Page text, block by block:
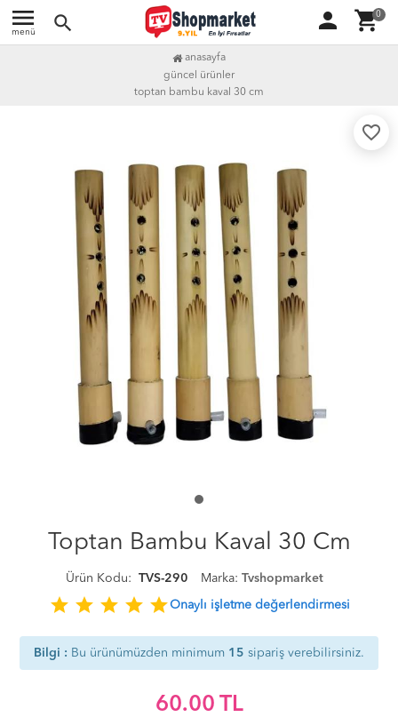
menu
menü search person shopping_cart0
anasayfa
güncel ürünler
toptan bambu kaval 30 cm
favorite_border
Toptan Bambu Kaval 30 Cm
Ürün Kodu: TVS-290 Marka: Tvshopmarket
star star star star starOnaylı işletme değerlendirmesi
Bilgi : Bu ürünümüzden minimum 15 sipariş verebilirsiniz.
60.00 TL